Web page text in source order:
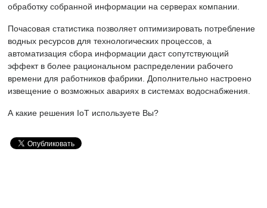
обработку собранной информации на серверах компании.
Почасовая статистика позволяет оптимизировать потребление
водных ресурсов для технологических процессов, а
автоматизация сбора информации даст сопутствующий
эффект в более рациональном распределении рабочего
времени для работников фабрики. Дополнительно настроено
извещение о возможных авариях в системах водоснабжения.
А какие решения IoT используете Вы?